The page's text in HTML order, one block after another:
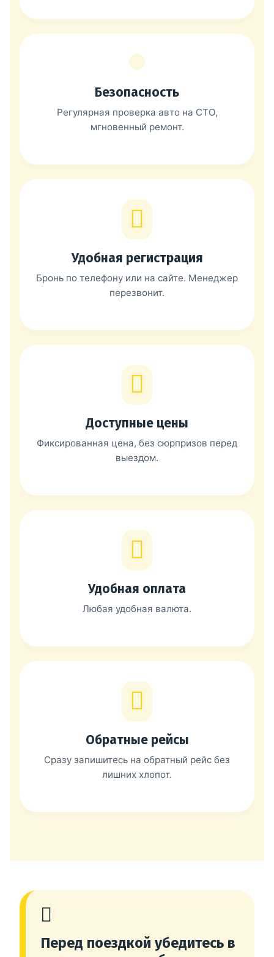
Безопасность
Регулярная проверка авто на СТО,
мгновенный ремонт.
Удобная регистрация
Бронь по телефону или на сайте. Менеджер
перезвонит.
Доступные цены
Фиксированная цена, без сюрпризов перед
выездом.
Удобная оплата
Любая удобная валюта.
Обратные рейсы
Сразу запишитесь на обратный рейс без
лишних хлопот.
Перед поездкой убедитесь в